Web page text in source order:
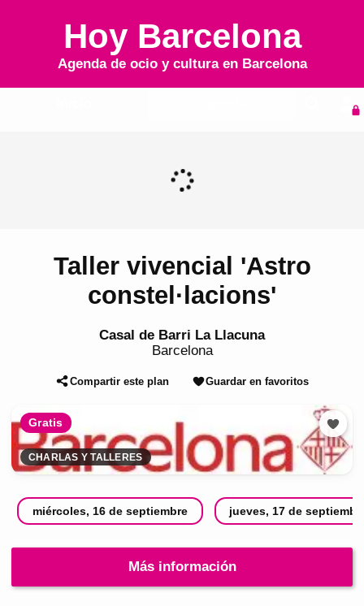
Hoy Barcelona
Agenda de ocio y cultura en Barcelona
Taller vivencial 'Astro
constel·lacions'
Casal de Barri La Llacuna
Barcelona
Compartir este plan Guardar en favoritos
Gratis
CHARLAS Y TALLERES
miércoles, 16 de septiembre jueves, 17 de
Más información